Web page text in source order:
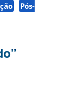
Pós-